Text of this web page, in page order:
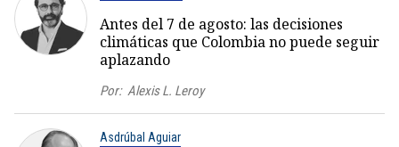
Antes del 7 de agosto: las decisiones
climáticas que Colombia no puede seguir
aplazando
Por: Alexis L. Leroy
Asdrúbal Aguiar